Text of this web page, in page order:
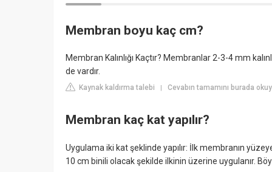
Membran boyu kaç cm?
Membran Kalınlığı Kaçtır? Membranlar 2-3-4 mm
de vardır.
Kaynak kaldırma talebi | Cevabın tamamını burada
Membran kaç kat yapılır?
Uygulama iki kat şeklinde yapılır: İlk membranın
10 cm binili olacak şekilde ilkinin üzerine uygulanır.